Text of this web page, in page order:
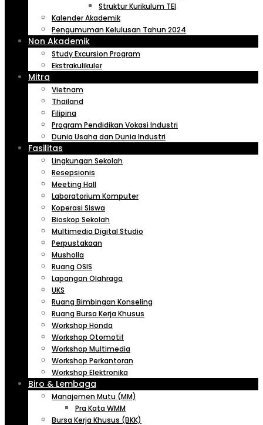
Struktur Kurikulum TEI
Kalender Akademik
Pengumuman Kelulusan Tahun 2024
Non Akademik
Study Excursion Program
Ekstrakulikuler
Mitra
Vietnam
Thailand
Filipina
Program Pendidikan Vokasi Industri
Dunia Usaha dan Dunia Industri
Fasilitas
Lingkungan Sekolah
Resepsionis
Meeting Hall
Laboratorium Komputer
Koperasi Siswa
Bioskop Sekolah
Multimedia Digital Studio
Perpustakaan
Musholla
Ruang OSIS
Lapangan Olahraga
UKS
Ruang Bimbingan Konseling
Ruang Bursa Kerja Khusus
Workshop Honda
Workshop Otomotif
Workshop Multimedia
Workshop Perkantoran
Workshop Elektronika
Biro & Lembaga
Manajemen Mutu (MM)
Pra Kata WMM
Bursa Kerja Khusus (BKK)